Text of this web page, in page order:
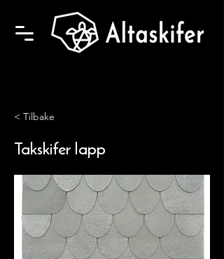
< Tilbake
Takskifer lapp